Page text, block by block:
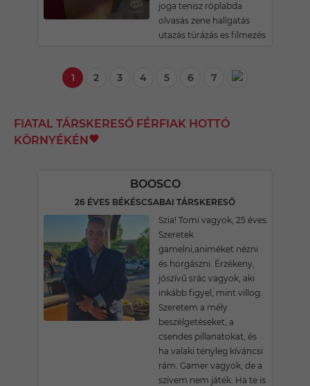
joga tenisz röplabda
olvasás zene hallgatás
utazás túrázás es filmezés
1 2 3 4 5 6 7
FIATAL TÁRSKERESŐ FÉRFIAK HOTTÓ
KÖRNYÉKÉN
BOOSCO
26 ÉVES BÉKÉSCSABAI TÁRSKERESŐ
Szia! Tomi vagyok, 25 éves.
Szeretek
gamelni,animéket nézni
és horgászni. Érzékeny,
jószívű srác vagyok, aki
inkább figyel, mint villog.
Szeretem a mély
beszélgetéseket, a
csendes pillanatokat, és
ha valaki tényleg kíváncsi
rám. Gamer vagyok, de a
szívem nem játék. Ha te is